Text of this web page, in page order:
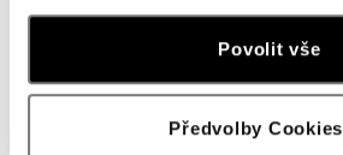
Povolit vše
Předvolby Cookies
Na Příkopě 16, 110 00 Praha 1
tel.: +420608028615